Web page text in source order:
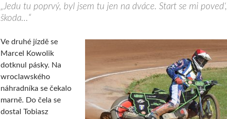
„Jedu tu poprvý, byl jsem tu jen na dváce. Start se mi poved‘,
škoda…“
Ve druhé jízdě se
Marcel Kowolik
dotknul pásky. Na
wroclawského
náhradníka se čekalo
marně. Do čela se
dostal Tobiasz